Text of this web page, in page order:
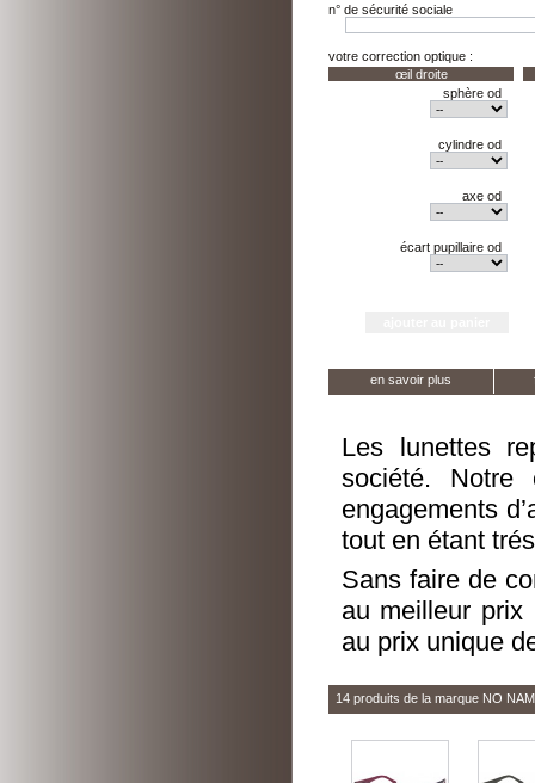
n° de sécurité sociale
votre correction optique :
œil droite
sphère od
cylindre od
axe od
écart pupillaire od
en savoir plus
Les lunettes
société. Notre
engagements
tout en étant
Sans faire de
au meilleur prix
au prix unique
14 produits de la marque NO